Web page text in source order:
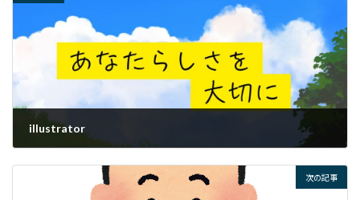
illustrator
次の記事